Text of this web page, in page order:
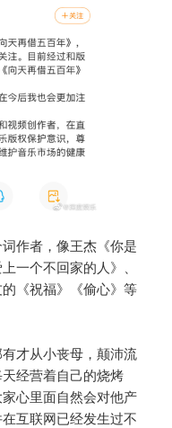
作者，像王杰《你是
一个不回家的人》、
《祝福》《偷心》等
才从小丧母，颠沛流
经营着自己的烧烤
心里面自然会对他产
互联网已经发生过不